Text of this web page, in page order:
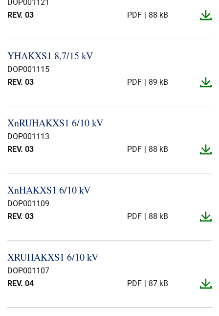
Karriere
Einkauf
DOP001121
REV. 03
PDF 88 kB
YHAKXS1 8,7/15 kV
DOP001115
REV. 03
PDF 89 kB
XnRUHAKXS1 6/10 kV
DOP001113
REV. 03
PDF 88 kB
XnHAKXS1 6/10 kV
DOP001109
REV. 03
PDF 88 kB
XRUHAKXS1 6/10 kV
DOP001107
REV. 04
PDF 87 kB